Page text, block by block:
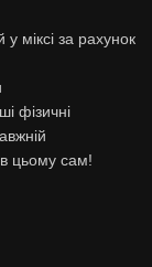
міксі за рахунок
фізичні
цьому сам!